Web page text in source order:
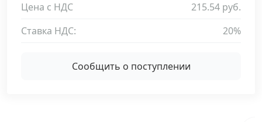
Цена с НДС
215.54 руб.
Ставка НДС:
20%
Сообщить о поступлении